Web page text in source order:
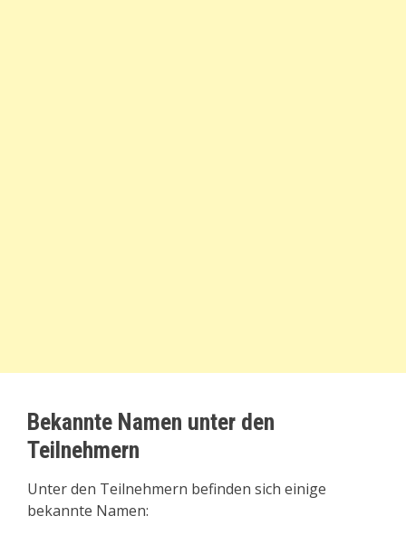
Bekannte Namen unter den
Teilnehmern
Unter den Teilnehmern befinden sich einige
bekannte Namen: